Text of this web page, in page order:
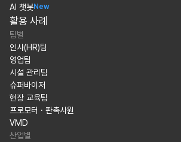
AI 챗봇New
활용 사례
팀별
인사(HR)팀
영업팀
시설 관리팀
슈퍼바이저
현장 교육팀
프로모터 · 판촉사원
VMD
산업별